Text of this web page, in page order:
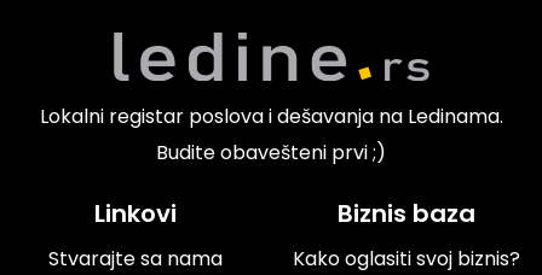
Lokalni registar poslova i dešavanja na Ledinama.
Budite obavešteni prvi ;)
Linkovi
Stvarajte sa nama
Biznis baza
Kako oglasiti svoj biznis?